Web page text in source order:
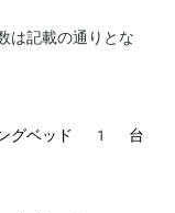
は記載の通りとな
ングベッド 1 台